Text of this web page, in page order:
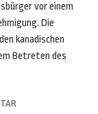
vor einem
Die
kanadischen
Betreten des